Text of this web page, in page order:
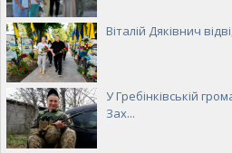
Віталій Дяківнич
У Гребінківській
Зах...